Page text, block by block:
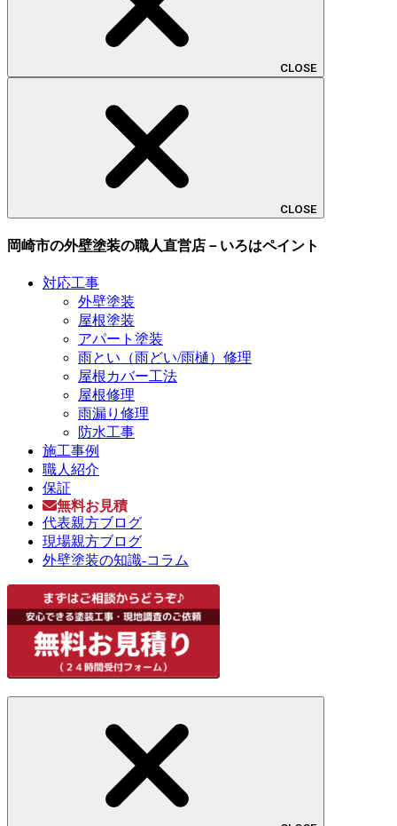
CLOSE
CLOSE
岡崎市の外壁塗装の職人直営店－いろはペイント
対応工事
外壁塗装
屋根塗装
アパート塗装
雨とい（雨どい/雨樋）修理
屋根カバー工法
屋根修理
雨漏り修理
防水工事
施工事例
職人紹介
保証
無料お見積
代表親方ブログ
現場親方ブログ
外壁塗装の知識-コラム